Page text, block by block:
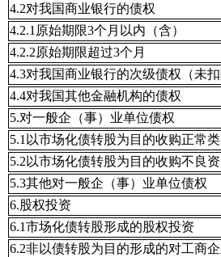
4.2对我国商业银行的债权
4.2.1原始期限3个月以内（含）
4.2.2原始期限超过3个月
4.3对我国商业银行的次级债权（未扣
4.4对我国其他金融机构的债权
5.对一般企（事）业单位债权
5.1以市场化债转股为目的收购正常
5.2以市场化债转股为目的收购不良
5.3其他对一般企（事）业单位债权
6.股权投资
6.1市场化债转股形成的股权投资
6.2非以债转股为目的形成的对工商